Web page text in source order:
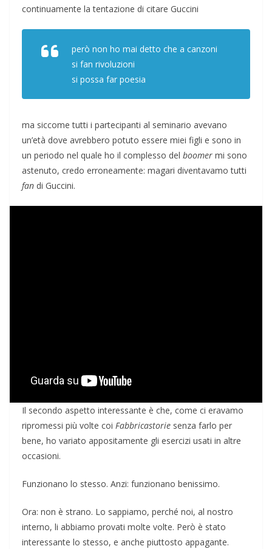
continuamente la tentazione di citare Guccini
però non ho mai detto che a canzoni
si fan rivoluzioni
si possa far poesia
ma siccome tutti i partecipanti al seminario avevano
un’età dove avrebbero potuto essere miei figli e sono in
un periodo nel quale ho il complesso del boomer mi sono
astenuto, credo erroneamente: magari diventavamo tutti
fan di Guccini.
Il secondo aspetto interessante è che, come ci eravamo
ripromessi più volte coi Fabbricastorie senza farlo per
bene, ho variato appositamente gli esercizi usati in altre
occasioni.
Funzionano lo stesso. Anzi: funzionano benissimo.
Ora: non è strano. Lo sappiamo, perché noi, al nostro
interno, li abbiamo provati molte volte. Però è stato
interessante lo stesso, e anche piuttosto appagante.